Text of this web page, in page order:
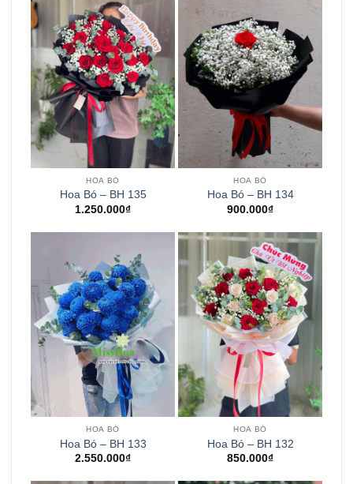
HOA BÓ
Hoa Bó – BH 135
1.250.000₫
HOA BÓ
Hoa Bó – BH 134
900.000₫
HOA BÓ
Hoa Bó – BH 133
2.550.000₫
HOA BÓ
Hoa Bó – BH 132
850.000₫